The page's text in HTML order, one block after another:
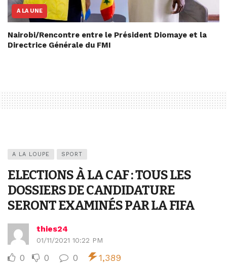
A LA UNE
Nairobi/Rencontre entre le Président Diomaye et la
Directrice Générale du FMI
A LA LOUPE SPORT
ELECTIONS À LA CAF : TOUS LES
DOSSIERS DE CANDIDATURE
SERONT EXAMINÉS PAR LA FIFA
thies24
01/11/2021 10:22 PM
0 0 0 1,389